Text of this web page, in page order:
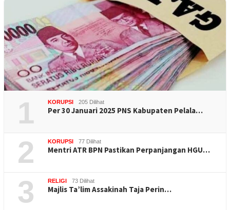
1 KORUPSI 205 Dilihat
Per 30 Januari 2025 PNS Kabupaten Pelala…
2 KORUPSI 77 Dilihat
Mentri ATR BPN Pastikan Perpanjangan HGU…
3 RELIGI 73 Dilihat
Majlis Ta’lim Assakinah Taja Perin…